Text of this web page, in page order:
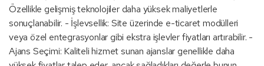
Özellikle gelişmiş teknolojiler daha yüksek maliyetlerle
sonuçlanabilir. - İşlevsellik: Site üzerinde e-ticaret modülleri
veya özel entegrasyonlar gibi ekstra işlevler fiyatları artırabilir. -
Ajans Seçimi: Kaliteli hizmet sunan ajanslar genellikle daha